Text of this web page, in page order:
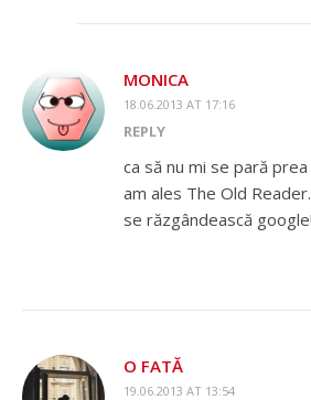
MONICA
18.06.2013 AT 17:16
REPLY
ca să nu mi se pară
am ales The Old
se răzgândească google!
O FATĂ
19.06.2013 AT 13:54